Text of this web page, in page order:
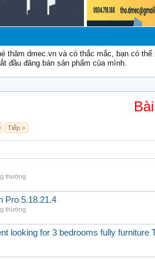
thăm dmec.vn và có thắc mắc, bạn có
đầu đăng bán sản phẩm của mình.
Tiếp >
thường
Pro 5.18.21.4
thường
looking for 3 bedrooms fully furniture